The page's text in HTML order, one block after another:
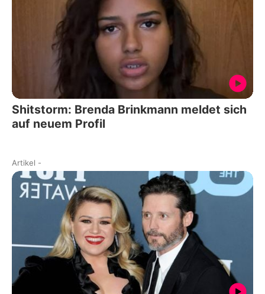
Shitstorm: Brenda Brinkmann meldet sich
auf neuem Profil
Artikel -